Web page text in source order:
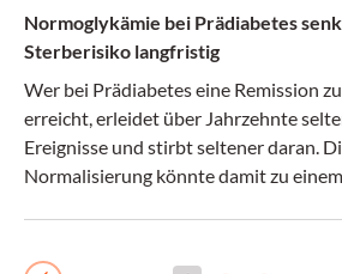
Normoglykämie bei Prädiabetes
Sterberisiko langfristig
Wer bei Prädiabetes eine Remission
erreicht, erleidet über Jahrzehnte
Ereignisse und stirbt seltener daran.
Normalisierung könnte damit zu